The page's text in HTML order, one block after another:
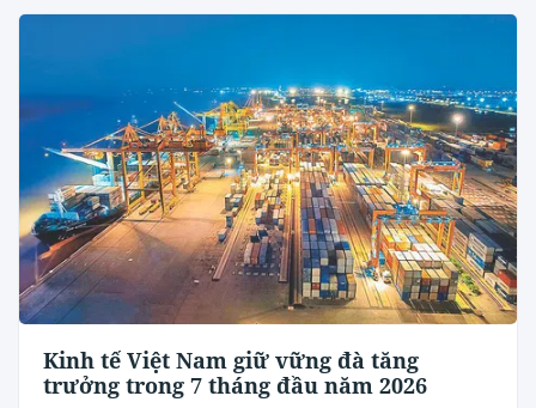
Kinh tế Việt Nam giữ vững đà tăng
trưởng trong 7 tháng đầu năm 2026